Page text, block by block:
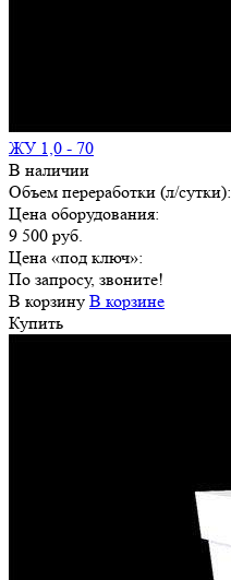
ЖУ 1,0 - 70
В наличии
Объем переработки (л/сутки):
Цена оборудования:
9 500 руб.
Цена «под ключ»:
По запросу, звоните!
В корзину В корзине
Купить